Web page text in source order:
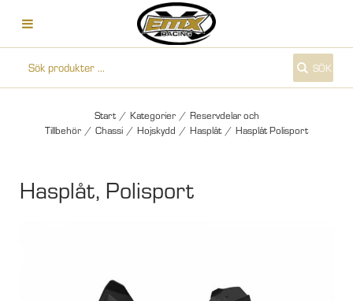
SÖK
Start / Kategorier / Reservdelar och
Tillbehör / Chassi / Hojskydd / Hasplåt / Hasplåt Polisport
Hasplåt, Polisport